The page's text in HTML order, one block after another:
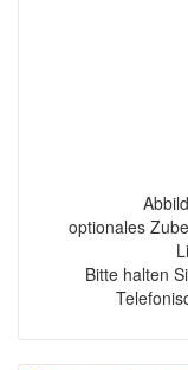
optionales
Bitte halten